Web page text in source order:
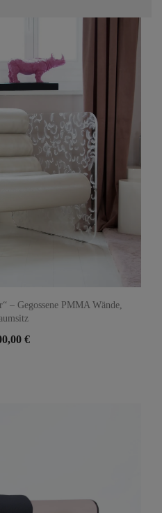
– Gegossene PMMA Wände,
€